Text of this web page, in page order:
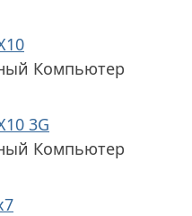
Компьютер
3G
Компьютер